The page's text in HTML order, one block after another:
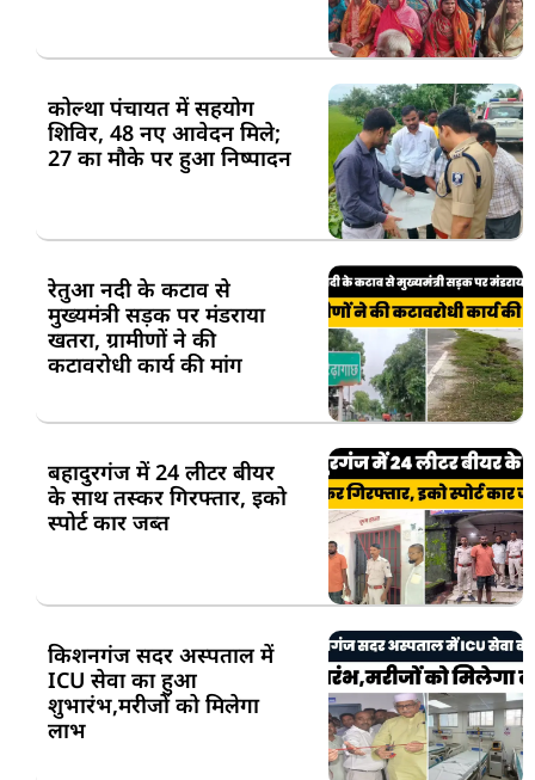
कोल्था पंचायत में सहयोग
शिविर, 48 नए आवेदन मिले;
27 का मौके पर हुआ निष्पादन
रेतुआ नदी के कटाव से
मुख्यमंत्री सड़क पर मंडराया
खतरा, ग्रामीणों ने की
कटावरोधी कार्य की मांग
बहादुरगंज में 24 लीटर बीयर
के साथ तस्कर गिरफ्तार, इको
स्पोर्ट कार जब्त
किशनगंज सदर अस्पताल में
ICU सेवा का हुआ
शुभारंभ,मरीजों को मिलेगा
लाभ